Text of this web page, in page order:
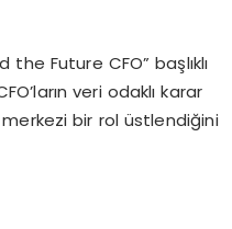
Future CFO” başlıklı
veri odaklı karar
bir rol üstlendiğini